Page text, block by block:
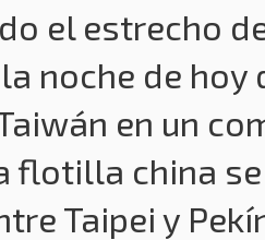
el estrecho
noche de
en un
flotilla china
Taipei y